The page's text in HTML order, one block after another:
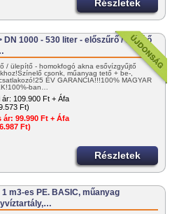
Részletek
DN 1000 - 530 liter - előszűrő / ülepítő
/ ülepítő - homokfogó akna esővízgyűjtő
csonk, műanyag tető + be-,
ÉV GARANCIA!!!100% MAGYAR
ban…
ár: 109.900 Ft + Áfa
Ft)
ár: 99.990 Ft + Áfa
Ft)
Részletek
1 m3-es PE. BASIC, műanyag